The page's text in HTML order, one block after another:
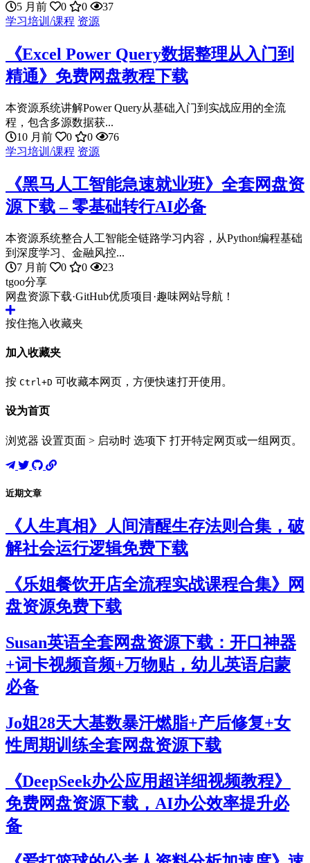
5 月前
0 0
37
学习培训/课程 资源
《Excel Power Query数据整理从入门到
精通》免费网盘教程下载
本资源系统讲解Power Query从基础入门到实战应用的全流
程，包含多源数据获...
10 月前
0 0
76
学习培训/课程 资源
《黑马人工智能急速就业班》全套网盘资
源下载 – 零基础转行AI必备
本资源系统整合人工智能全链路学习内容，从Python编程基础
到深度学习、金融风控...
7 月前
0 0
23
tgoo分享
网盘资源下载·GitHub优质项目·趣味网站导航！
按住拖入收藏夹
加入收藏夹
按 Ctrl+D 可收藏本网页，方便快速打开使用。
设为首页
浏览器 设置页面 > 启动时 选项下 打开特定网页或一组网页。
近期文章
《人生真相》人间清醒生存法则合集，破
解社会运行逻辑免费下载
《乐姐餐饮开店全流程实战课程合集》网
盘资源免费下载
Susan英语全套网盘资源下载：开口神器
+词卡视频音频+万物贴，幼儿英语启蒙
必备
Jo姐28天大基数暴汗燃脂+产后修复+女
性周期训练全套网盘资源下载
《DeepSeek办公应用超详细视频教程》
免费网盘资源下载，AI办公效率提升必
备